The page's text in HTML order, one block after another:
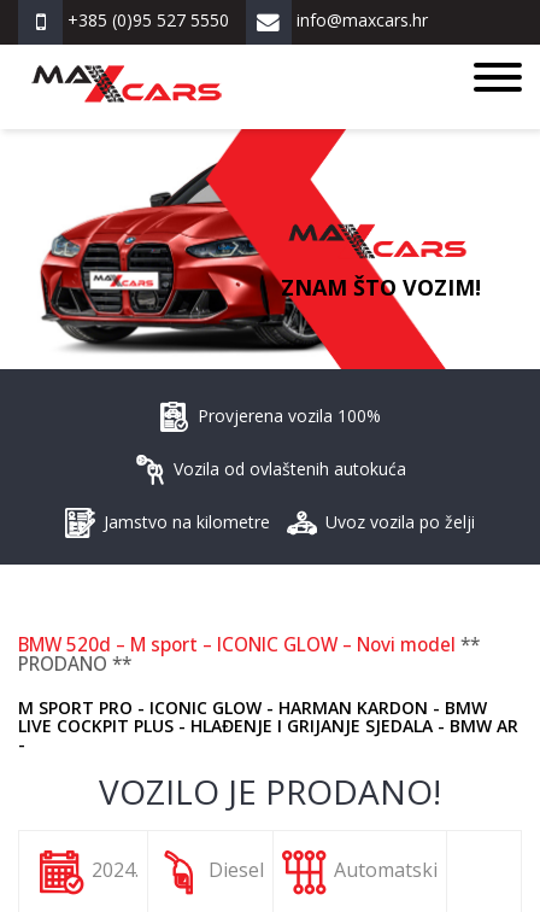
+385 (0)95 527 5550 info@maxcars.hr
ZNAM ŠTO VOZIM!
Provjerena vozila 100%
Vozila od ovlaštenih autokuća
Jamstvo na kilometre Uvoz vozila po želji
BMW 520d – M sport – ICONIC GLOW – Novi model **
PRODANO **
M SPORT PRO - ICONIC GLOW - HARMAN KARDON - BMW
LIVE COCKPIT PLUS - HLAĐENJE I GRIJANJE SJEDALA - BMW AR
-
VOZILO JE PRODANO!
2024. Diesel Automatski